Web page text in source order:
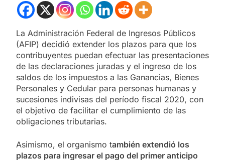
La Administración Federal de Ingresos Públicos
(AFIP) decidió extender los plazos para que los
contribuyentes puedan efectuar las presentaciones
de las declaraciones juradas y el ingreso de los
saldos de los impuestos a las Ganancias, Bienes
Personales y Cedular para personas humanas y
sucesiones indivisas del período fiscal 2020, con
el objetivo de facilitar el cumplimiento de las
obligaciones tributarias.
Asimismo, el organismo también extendió los
plazos para ingresar el pago del primer anticipo